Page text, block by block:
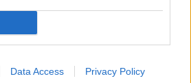
Data Access Privacy Policy